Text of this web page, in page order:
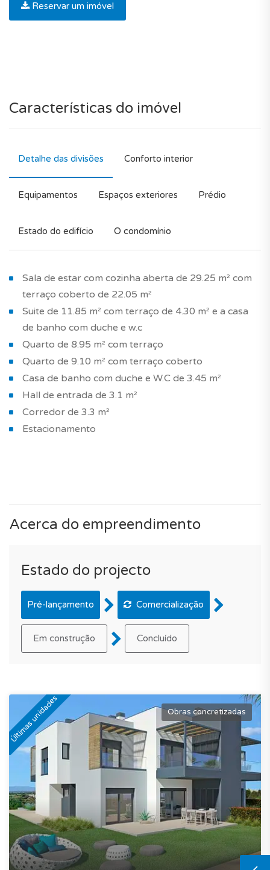
Reservar um imóvel
Características do imóvel
Detalhe das divisões Conforto interior
Equipamentos Espaços exteriores Prédio
Estado do edifício O condomínio
Sala de estar com cozinha aberta de 29.25 m² com
terraço coberto de 22.05 m²
Suite de 11.85 m² com terraço de 4.30 m² e a casa
de banho com duche e w.c
Quarto de 8.95 m² com terraço
Quarto de 9.10 m² com terraço coberto
Casa de banho com duche e W.C de 3.45 m²
Hall de entrada de 3.1 m²
Corredor de 3.3 m²
Estacionamento
Acerca do empreendimento
Estado do projecto
Pré-lançamento Comercialização
Em construção Concluído
Últimas unidades Obras concretizadas